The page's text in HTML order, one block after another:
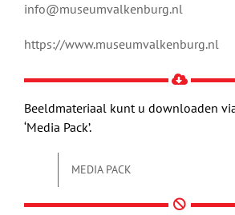
info@museumvalkenburg.nl
https://www.museumvalkenburg.nl
Beeldmateriaal kunt u downloaden
‘Media Pack’.
MEDIA PACK